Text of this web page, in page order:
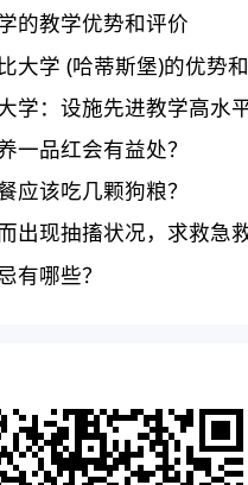
的教学优势和评价
大学 (哈蒂斯堡)的优势
学：设施先进教学高水
阔
一品红会有益处？
应该吃几颗狗粮？
出现抽搐状况，求救急
有哪些？